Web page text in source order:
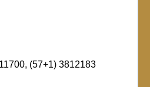
(57+1) 3812183